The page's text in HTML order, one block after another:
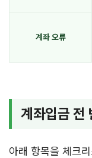
계좌 오류
계좌입금 전
아래 항목을 체크